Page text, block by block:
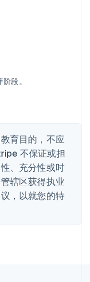
段。
育目的，不应
不保证或担
、充分性或时
辖区获得执业
，以就您的特